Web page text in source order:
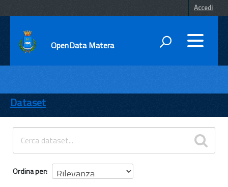
Accedi
OpenData Matera
ENTI
TEMI
INFORMAZIONI
Dataset
Ordina per